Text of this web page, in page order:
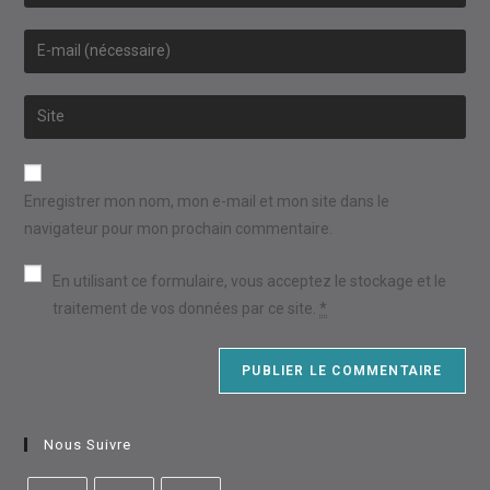
name
comment
Enter
your
email
address
comment
Saisir
l’URL
de
(facultatif)
Enregistrer mon nom, mon e-mail et mon site dans le
navigateur pour mon prochain commentaire.
En utilisant ce formulaire, vous acceptez le stockage et le
traitement de vos données par ce site. *
Nous Suivre